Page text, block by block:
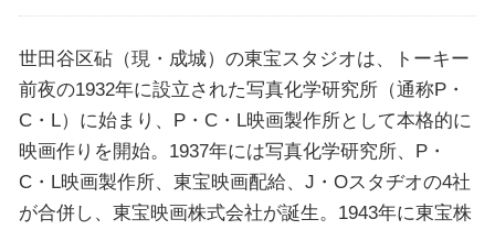
世田谷区砧（現・成城）の東宝スタジオは、トーキー
前夜の1932年に設立された写真化学研究所（通称P・
C・L）に始まり、P・C・L映画製作所として本格的に
映画作りを開始。1937年には写真化学研究所、P・
C・L映画製作所、東宝映画配給、J・Oスタヂオの4社
が合併し、東宝映画株式会社が誕生。1943年に東宝株